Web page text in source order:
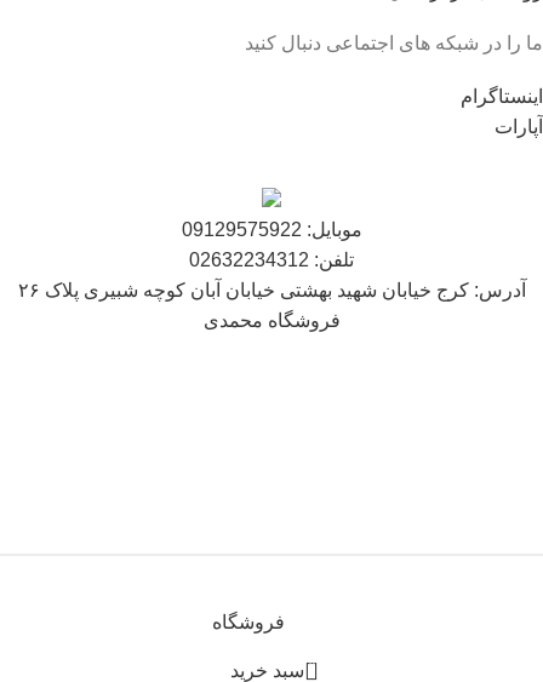
ما را در شبکه های اجتماعی دنبال کنید
اینستاگرام
آپارات
موبایل: 09129575922
تلفن: 02632234312
آدرس: کرج خیابان شهید بهشتی خیابان آبان کوچه شبیری پلاک ۲۶
فروشگاه محمدی
فروشگاه
0 سبد خرید